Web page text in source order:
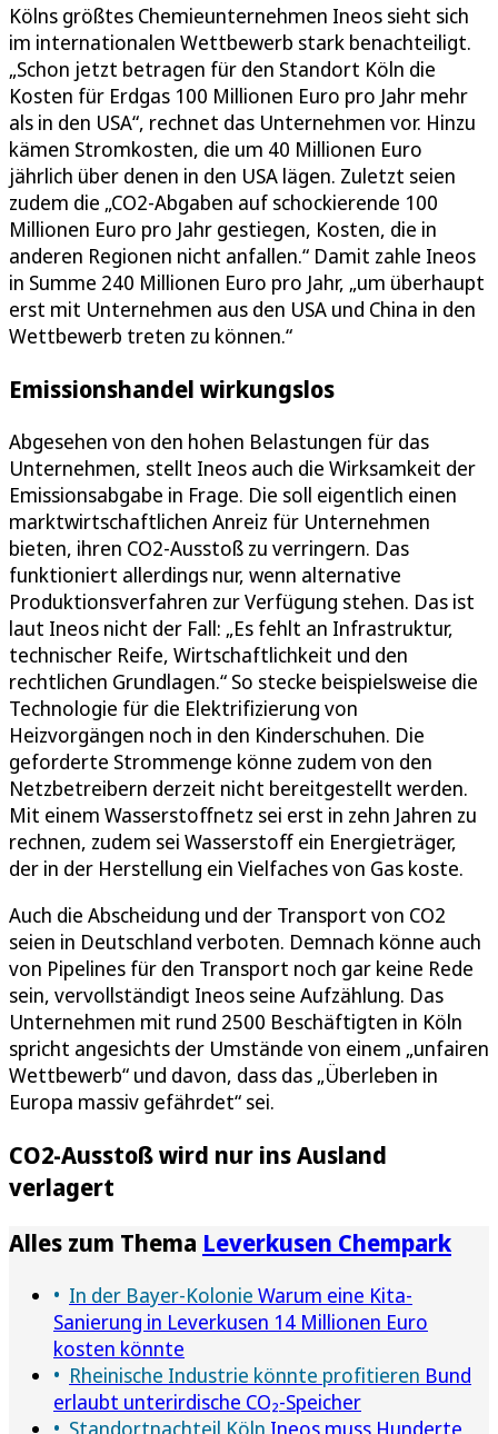
Kölns größtes Chemieunternehmen Ineos sieht sich
im internationalen Wettbewerb stark benachteiligt.
„Schon jetzt betragen für den Standort Köln die
Kosten für Erdgas 100 Millionen Euro pro Jahr mehr
als in den USA“, rechnet das Unternehmen vor. Hinzu
kämen Stromkosten, die um 40 Millionen Euro
jährlich über denen in den USA lägen. Zuletzt seien
zudem die „CO2-Abgaben auf schockierende 100
Millionen Euro pro Jahr gestiegen, Kosten, die in
anderen Regionen nicht anfallen.“ Damit zahle Ineos
in Summe 240 Millionen Euro pro Jahr, „um überhaupt
erst mit Unternehmen aus den USA und China in den
Wettbewerb treten zu können.“
Emissionshandel wirkungslos
Abgesehen von den hohen Belastungen für das
Unternehmen, stellt Ineos auch die Wirksamkeit der
Emissionsabgabe in Frage. Die soll eigentlich einen
marktwirtschaftlichen Anreiz für Unternehmen
bieten, ihren CO2-Ausstoß zu verringern. Das
funktioniert allerdings nur, wenn alternative
Produktionsverfahren zur Verfügung stehen. Das ist
laut Ineos nicht der Fall: „Es fehlt an Infrastruktur,
technischer Reife, Wirtschaftlichkeit und den
rechtlichen Grundlagen.“ So stecke beispielsweise die
Technologie für die Elektrifizierung von
Heizvorgängen noch in den Kinderschuhen. Die
geforderte Strommenge könne zudem von den
Netzbetreibern derzeit nicht bereitgestellt werden.
Mit einem Wasserstoffnetz sei erst in zehn Jahren zu
rechnen, zudem sei Wasserstoff ein Energieträger,
der in der Herstellung ein Vielfaches von Gas koste.
Auch die Abscheidung und der Transport von CO2
seien in Deutschland verboten. Demnach könne auch
von Pipelines für den Transport noch gar keine Rede
sein, vervollständigt Ineos seine Aufzählung. Das
Unternehmen mit rund 2500 Beschäftigten in Köln
spricht angesichts der Umstände von einem „unfairen
Wettbewerb“ und davon, dass das „Überleben in
Europa massiv gefährdet“ sei.
CO2-Ausstoß wird nur ins Ausland
verlagert
Alles zum Thema Leverkusen Chempark
In der Bayer-Kolonie Warum eine Kita-
Sanierung in Leverkusen 14 Millionen Euro
kosten könnte
Rheinische Industrie könnte profitieren Bund
erlaubt unterirdische CO₂-Speicher
Standortnachteil Köln Ineos muss Hunderte